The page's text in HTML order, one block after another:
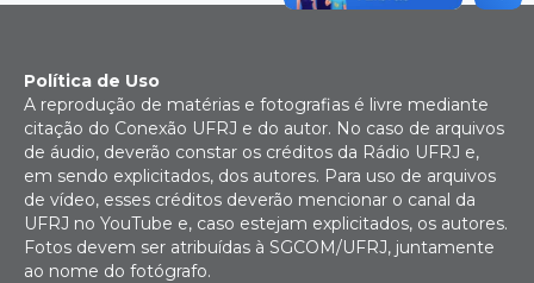
Política de Uso
A reprodução de matérias e fotografias é livre mediante
citação do Conexão UFRJ e do autor. No caso de arquivos
de áudio, deverão constar os créditos da Rádio UFRJ e,
em sendo explicitados, dos autores. Para uso de arquivos
de vídeo, esses créditos deverão mencionar o canal da
UFRJ no YouTube e, caso estejam explicitados, os autores.
Fotos devem ser atribuídas à SGCOM/UFRJ, juntamente
ao nome do fotógrafo.